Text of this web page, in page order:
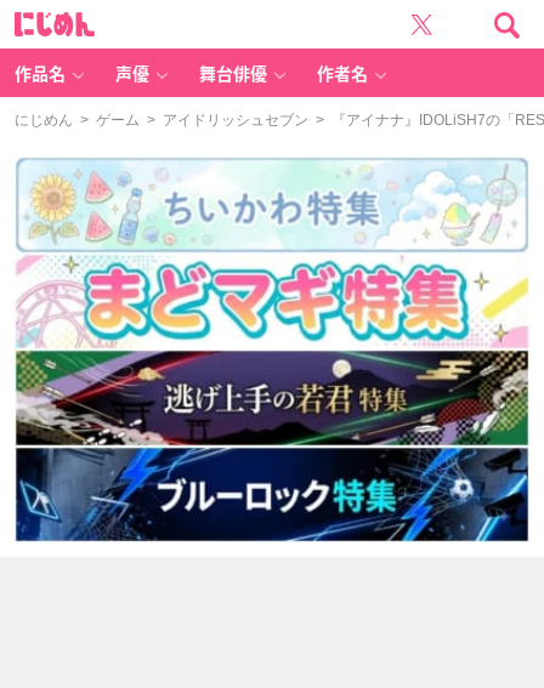
作品名 声優 舞台俳優 作者名
にじめん > ゲーム > アイドリッシュセブン > 『アイナナ』IDOLiSH7の「